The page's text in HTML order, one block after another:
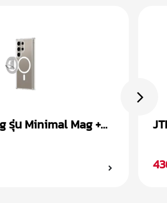
รุ่น Minimal Mag +